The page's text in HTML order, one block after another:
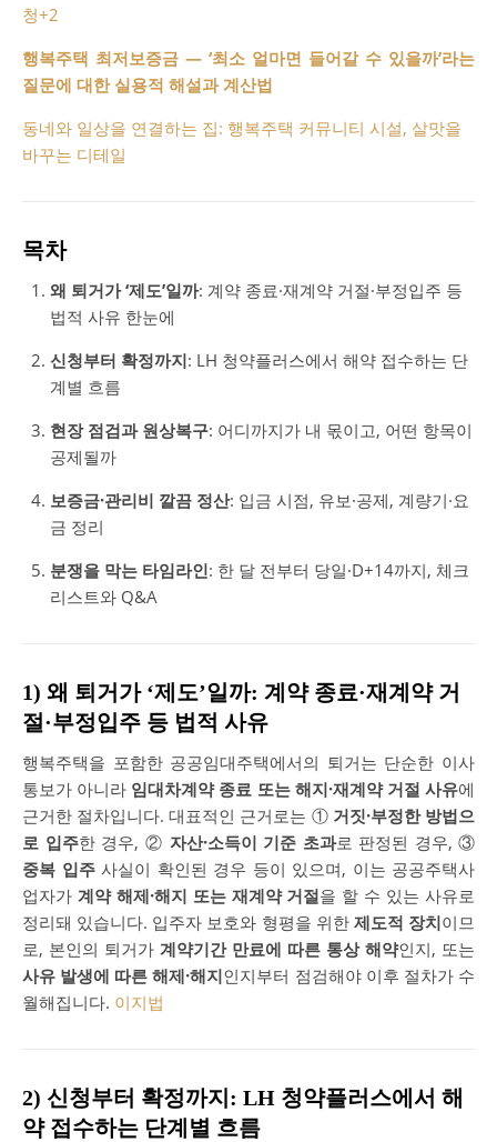
청+2
행복주택 최저보증금 — ‘최소 얼마면 들어갈 수 있을까’라는
질문에 대한 실용적 해설과 계산법
동네와 일상을 연결하는 집: 행복주택 커뮤니티 시설, 살맛을
바꾸는 디테일
목차
왜 퇴거가 ‘제도’일까: 계약 종료·재계약 거절·부정입주 등
법적 사유 한눈에
신청부터 확정까지: LH 청약플러스에서 해약 접수하는 단
계별 흐름
현장 점검과 원상복구: 어디까지가 내 몫이고, 어떤 항목이
공제될까
보증금·관리비 깔끔 정산: 입금 시점, 유보·공제, 계량기·요
금 정리
분쟁을 막는 타임라인: 한 달 전부터 당일·D+14까지, 체크
리스트와 Q&A
1) 왜 퇴거가 ‘제도’일까: 계약 종료·재계약 거
절·부정입주 등 법적 사유
행복주택을 포함한 공공임대주택에서의 퇴거는 단순한 이사
통보가 아니라 임대차계약 종료 또는 해지·재계약 거절 사유에
근거한 절차입니다. 대표적인 근거로는 ① 거짓·부정한 방법으
로 입주한 경우, ② 자산·소득이 기준 초과로 판정된 경우, ③
중복 입주사실이 확인된 경우 등이 있으며, 이는 공공주택사
업자가 계약 해제·해지 또는 재계약 거절을 할 수 있는 사유로
정리돼 있습니다. 입주자 보호와 형평을 위한 제도적 장치이므
로, 본인의 퇴거가 계약기간 만료에 따른 통상 해약인지, 또는
사유 발생에 따른 해제·해지인지부터 점검해야 이후 절차가 수
월해집니다. 이지법
2) 신청부터 확정까지: LH 청약플러스에서 해
약 접수하는 단계별 흐름